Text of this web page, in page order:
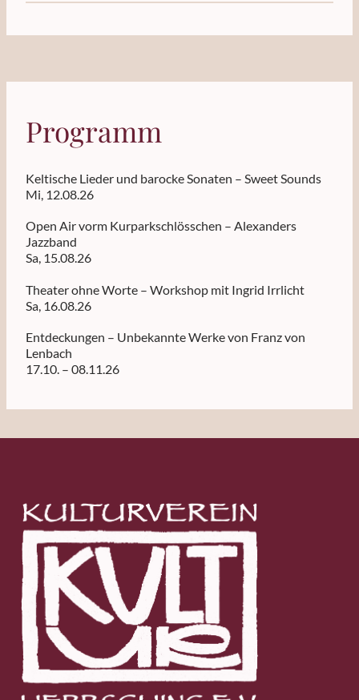
Programm
Keltische Lieder und barocke Sonaten – Sweet Sounds
Mi, 12.08.26
Open Air vorm Kurparkschlösschen – Alexanders
Jazzband
Sa, 15.08.26
Theater ohne Worte – Workshop mit Ingrid Irrlicht
Sa, 16.08.26
Entdeckungen – Unbekannte Werke von Franz von
Lenbach
17.10. – 08.11.26